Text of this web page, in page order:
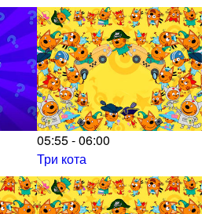
05:55 - 06:00
Три кота